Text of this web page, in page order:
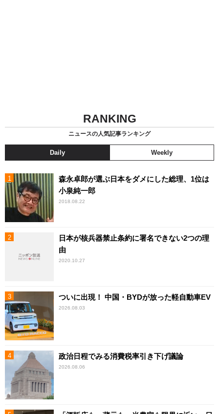
RANKING
ニュースの人気記事ランキング
Daily Weekly
森永卓郎が選ぶ日本をダメにした総理、1位は
小泉純一郎
2018.08.22
日本が核兵器禁止条約に署名できない2つの理
由
2020.10.27
ついに出現！ 中国・BYDが放った軽自動車EV
2026.08.03
政治日程でみる消費税率引き下げ議論
2026.08.06